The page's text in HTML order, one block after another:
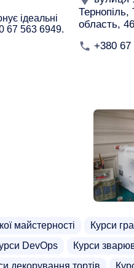
ідеальні
67 563 6949.
Тернопіль,
область,
+380 67
майстерності
Курси
DevOps
Курси
декорування тортів